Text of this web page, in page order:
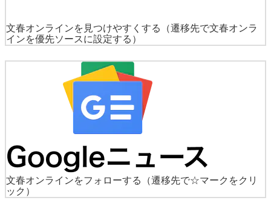
文春オンラインを見つけやすくする
（遷移先で文春オンラ
インを優先ソースに設定する）
文春オンラインをフォローする
（遷移先で☆マークをクリ
ック）